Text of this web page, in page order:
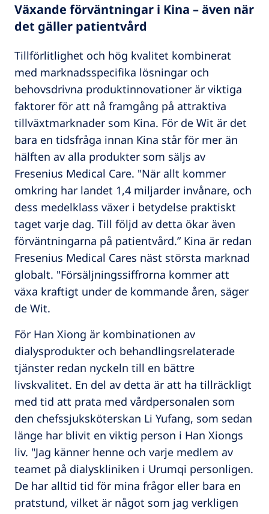
Växande förväntningar i Kina – även när
det gäller patientvård
Tillförlitlighet och hög kvalitet kombinerat
med marknadsspecifika lösningar och
behovsdrivna produktinnovationer är viktiga
faktorer för att nå framgång på attraktiva
tillväxtmarknader som Kina. För de Wit är det
bara en tidsfråga innan Kina står för mer än
hälften av alla produkter som säljs av
Fresenius Medical Care. "När allt kommer
omkring har landet 1,4 miljarder invånare, och
dess medelklass växer i betydelse praktiskt
taget varje dag. Till följd av detta ökar även
förväntningarna på patientvård.” Kina är redan
Fresenius Medical Cares näst största marknad
globalt. "Försäljningssiffrorna kommer att
växa kraftigt under de kommande åren, säger
de Wit.
För Han Xiong är kombinationen av
dialysprodukter och behandlingsrelaterade
tjänster redan nyckeln till en bättre
livskvalitet. En del av detta är att ha tillräckligt
med tid att prata med vårdpersonalen som
den chefssjuksköterskan Li Yufang, som sedan
länge har blivit en viktig person i Han Xiongs
liv. "Jag känner henne och varje medlem av
teamet på dialyskliniken i Urumqi personligen.
De har alltid tid för mina frågor eller bara en
pratstund, vilket är något som jag verkligen